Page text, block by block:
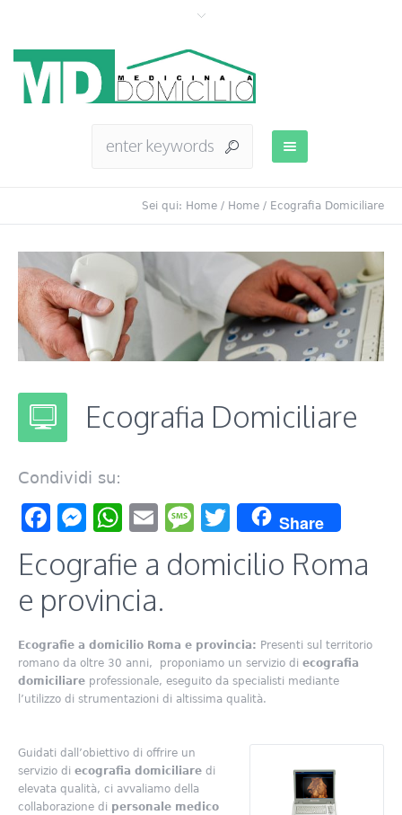
Sei qui: Home / Home / Ecografia Domiciliare
Ecografia Domiciliare
Condividi su:
Facebook
Messenger
WhatsApp
EmailMessage
Twitter
Share
Ecografie a domicilio Roma
e provincia.
Ecografie a domicilio Roma e provincia: Presenti sul territorio
romano da oltre 30 anni, proponiamo un servizio di ecografia
domiciliare professionale, eseguito da specialisti mediante
l’utilizzo di strumentazioni di altissima qualità.
Guidati dall’obiettivo di offrire un
servizio di ecografia domiciliare di
elevata qualità, ci avvaliamo della
collaborazione di personale medico